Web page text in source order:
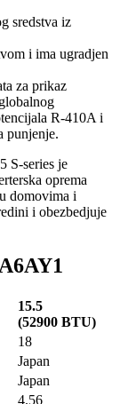
sredstva iz
i ima ugradjen
za prikaz
R-410A i
punjenje.
S-series je
oprema
domovima i
i obezbedjuje
15.5
(52900 BTU)
18
Japan
Japan
4.56